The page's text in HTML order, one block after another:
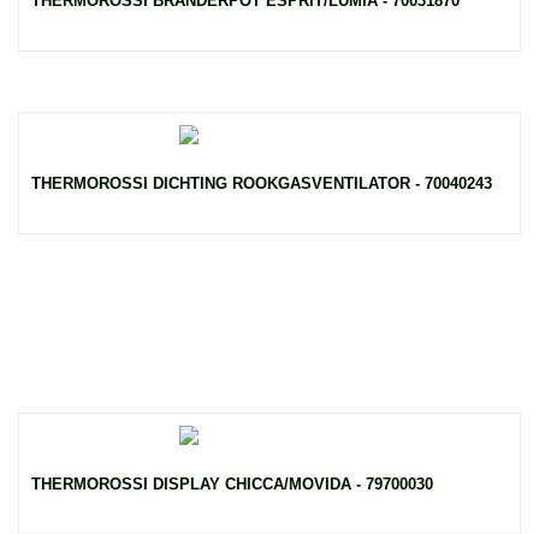
THERMOROSSI DICHTING ROOKGASVENTILATOR - 70040243
THERMOROSSI DISPLAY CHICCA/MOVIDA - 79700030